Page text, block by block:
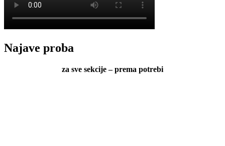
Najave proba
za sve sekcije – prema potrebi